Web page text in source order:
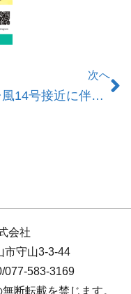
次へ
台風14号接近に伴う営業のご案内
会社
守山3-3-44
583-3169
断転載を禁じます。